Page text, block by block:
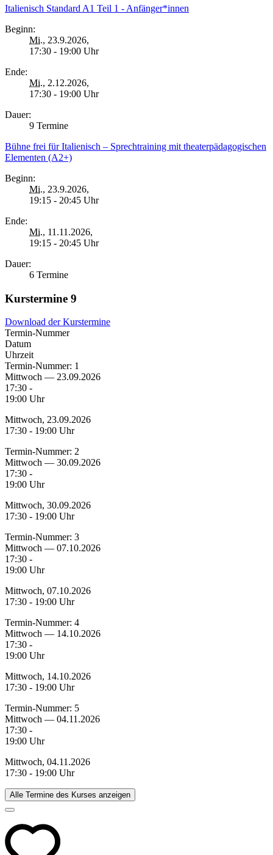
Italienisch Standard A1 Teil 1 - Anfänger*innen
Beginn:
Mi., 23.9.2026,
17:30 - 19:00 Uhr
Ende:
Mi., 2.12.2026,
17:30 - 19:00 Uhr
Dauer:
9 Termine
Bühne frei für Italienisch – Sprechtraining mit theaterpädagogischen
Elementen (A2+)
Beginn:
Mi., 23.9.2026,
19:15 - 20:45 Uhr
Ende:
Mi., 11.11.2026,
19:15 - 20:45 Uhr
Dauer:
6 Termine
Kurstermine 9
Download der Kurstermine
Termin-Nummer
Datum
Uhrzeit
Termin-Nummer: 1
Mittwoch — 23.09.2026
17:30 -
19:00 Uhr
Mittwoch, 23.09.2026
17:30 - 19:00 Uhr
Termin-Nummer: 2
Mittwoch — 30.09.2026
17:30 -
19:00 Uhr
Mittwoch, 30.09.2026
17:30 - 19:00 Uhr
Termin-Nummer: 3
Mittwoch — 07.10.2026
17:30 -
19:00 Uhr
Mittwoch, 07.10.2026
17:30 - 19:00 Uhr
Termin-Nummer: 4
Mittwoch — 14.10.2026
17:30 -
19:00 Uhr
Mittwoch, 14.10.2026
17:30 - 19:00 Uhr
Termin-Nummer: 5
Mittwoch — 04.11.2026
17:30 -
19:00 Uhr
Mittwoch, 04.11.2026
17:30 - 19:00 Uhr
Alle Termine des Kurses anzeigen